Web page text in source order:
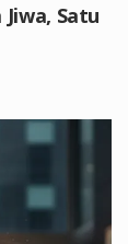
Satu